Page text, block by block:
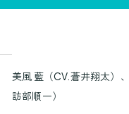
美風 藍（CV.蒼井翔太）
訪部順一）